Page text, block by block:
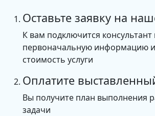
Оставьте заявку на
К вам подключится консультант
первоначальную информацию
стоимость услуги
Оплатите
Вы получите план выполнения
задачи